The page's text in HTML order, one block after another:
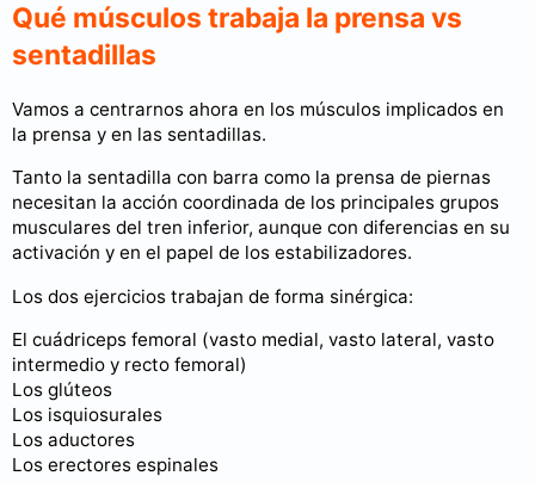
Qué músculos trabaja la prensa vs
sentadillas
Vamos a centrarnos ahora en los músculos implicados en
la prensa y en las sentadillas.
Tanto la sentadilla con barra como la prensa de piernas
necesitan la acción coordinada de los principales grupos
musculares del tren inferior, aunque con diferencias en su
activación y en el papel de los estabilizadores.
Los dos ejercicios trabajan de forma sinérgica:
El cuádriceps femoral (vasto medial, vasto lateral, vasto
intermedio y recto femoral)
Los glúteos
Los isquiosurales
Los aductores
Los erectores espinales